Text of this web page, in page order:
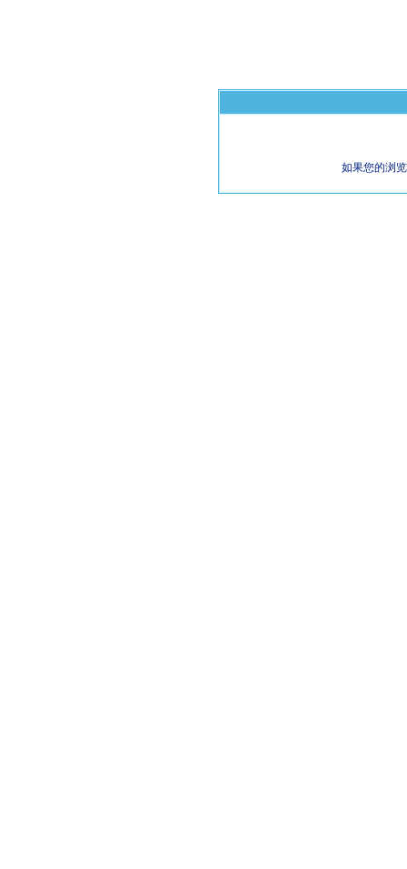
如果您的浏